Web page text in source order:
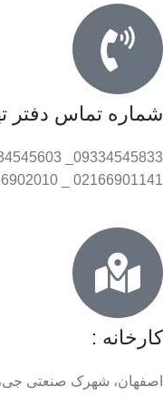
شماره تماس دفتر
09334545833_ 09334545603
02166901141 _ 02166902010
کارخانه :
اصفهان، شهرک صنعتی جی،